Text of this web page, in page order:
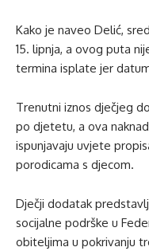
Kako je naveo Delić,
15. lipnja, a ovog puta
termina isplate jer
Trenutni iznos dječjeg
po djetetu, a ova
ispunjavaju uvjete
porodicama s djecom.
Dječji dodatak
socijalne podrške u
obiteljima u pokrivanju